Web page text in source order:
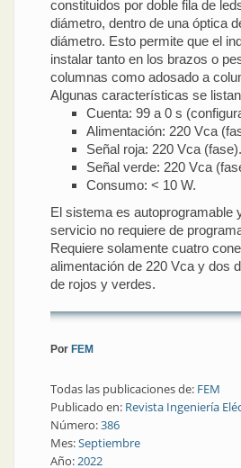
constituidos por doble fila de
diámetro, dentro de una óptica
diámetro. Esto permite que el
instalar tanto en los brazos o
columnas como adosado a
Algunas características se
Cuenta: 99 a 0 s
Alimentación: 220 Vca
Señal roja: 220 Vca (fase).
Señal verde: 220 Vca
Consumo: < 10 W.
El sistema es autoprogramable
servicio no requiere de
Requiere solamente cuatro
alimentación de 220 Vca y dos
de rojos y verdes.
Por FEM
Todas las publicaciones de: FEM
Publicado en: Revista Ingeniería
Número:386
Mes:Septiembre
Año:2022